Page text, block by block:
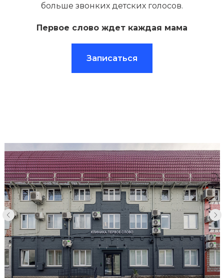
боль­ше звон­ких дет­ских го­лосов.
Первое слово ждет каждая мама
Записаться